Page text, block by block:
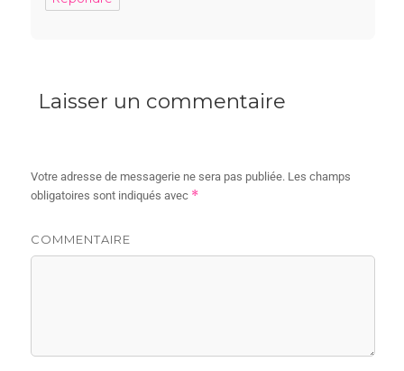
Laisser un commentaire
Votre adresse de messagerie ne sera pas publiée. Les champs
obligatoires sont indiqués avec *
COMMENTAIRE